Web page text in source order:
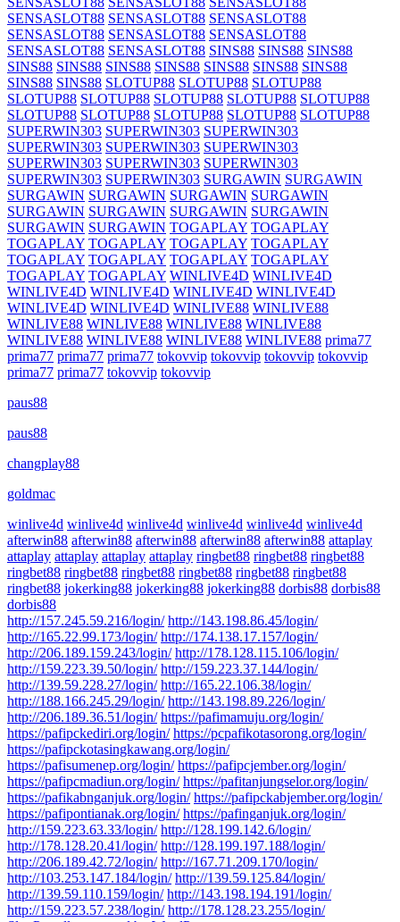
SENSASLOT88 SENSASLOT88 SENSASLOT88
SENSASLOT88 SENSASLOT88 SENSASLOT88
SENSASLOT88 SENSASLOT88 SINS88 SINS88 SINS88
SINS88 SINS88 SINS88 SINS88 SINS88 SINS88 SINS88
SINS88 SINS88 SLOTUP88 SLOTUP88 SLOTUP88
SLOTUP88 SLOTUP88 SLOTUP88 SLOTUP88 SLOTUP88
SLOTUP88 SLOTUP88 SLOTUP88 SLOTUP88 SLOTUP88
SUPERWIN303 SUPERWIN303 SUPERWIN303
SUPERWIN303 SUPERWIN303 SUPERWIN303
SUPERWIN303 SUPERWIN303 SUPERWIN303
SUPERWIN303 SUPERWIN303 SURGAWIN SURGAWIN
SURGAWIN SURGAWIN SURGAWIN SURGAWIN
SURGAWIN SURGAWIN SURGAWIN SURGAWIN
SURGAWIN SURGAWIN TOGAPLAY TOGAPLAY
TOGAPLAY TOGAPLAY TOGAPLAY TOGAPLAY
TOGAPLAY TOGAPLAY TOGAPLAY TOGAPLAY
TOGAPLAY TOGAPLAY WINLIVE4D WINLIVE4D
WINLIVE4D WINLIVE4D WINLIVE4D WINLIVE4D
WINLIVE4D WINLIVE4D WINLIVE88 WINLIVE88
WINLIVE88 WINLIVE88 WINLIVE88 WINLIVE88
WINLIVE88 WINLIVE88 WINLIVE88 WINLIVE88 prima77
prima77 prima77 prima77 tokovvip tokovvip tokovvip tokovvip
prima77 prima77 tokovvip tokovvip
paus88
paus88
changplay88
goldmac
winlive4d winlive4d winlive4d winlive4d winlive4d winlive4d
afterwin88 afterwin88 afterwin88 afterwin88 afterwin88 attaplay
attaplay attaplay attaplay attaplay ringbet88 ringbet88 ringbet88
ringbet88 ringbet88 ringbet88 ringbet88 ringbet88 ringbet88
ringbet88 jokerking88 jokerking88 jokerking88 dorbis88 dorbis88
dorbis88
http://157.245.59.216/login/ http://143.198.86.45/login/
http://165.22.99.173/login/ http://174.138.17.157/login/
http://206.189.159.243/login/ http://178.128.115.106/login/
http://159.223.39.50/login/ http://159.223.37.144/login/
http://139.59.228.27/login/ http://165.22.106.38/login/
http://188.166.245.29/login/ http://143.198.89.226/login/
http://206.189.36.51/login/ https://pafimamuju.org/login/
https://pafipckediri.org/login/ https://pcpafikotasorong.org/login/
https://pafipckotasingkawang.org/login/
https://pafisumenep.org/login/ https://pafipcjember.org/login/
https://pafipcmadiun.org/login/ https://pafitanjungselor.org/login/
https://pafikabnganjuk.org/login/ https://pafipckabjember.org/login/
https://pafipontianak.org/login/ https://pafinganjuk.org/login/
http://159.223.63.33/login/ http://128.199.142.6/login/
http://178.128.20.41/login/ http://128.199.197.188/login/
http://206.189.42.72/login/ http://167.71.209.170/login/
http://103.253.147.184/login/ http://139.59.125.84/login/
http://139.59.110.159/login/ http://143.198.194.191/login/
http://159.223.57.238/login/ http://178.128.23.255/login/